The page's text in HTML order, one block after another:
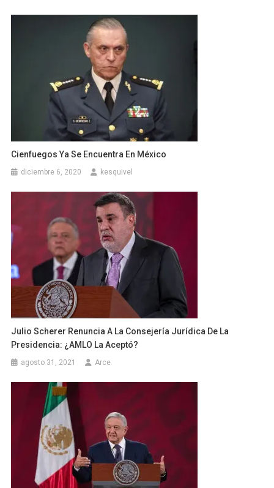
Cienfuegos Ya Se Encuentra En México
diciembre 6, 2020 kesquivel
Julio Scherer Renuncia A La Consejería Jurídica De La
Presidencia: ¿AMLO La Aceptó?
agosto 31, 2021 Arce